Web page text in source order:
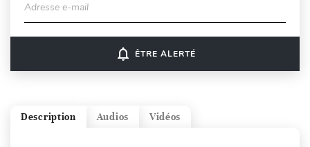
Adresse e-mail
notifications_none ÊTRE ALERTÉ
Vidéos
Audios
Description